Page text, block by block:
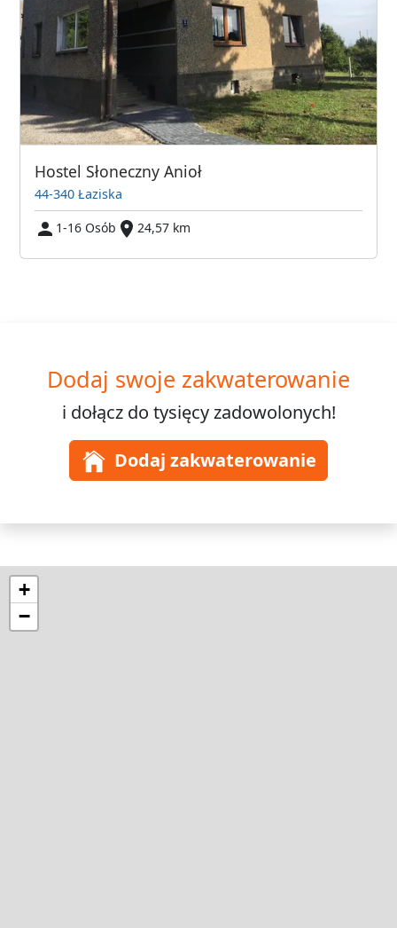
Hostel Słoneczny Anioł
44-340 Łaziska
1-16 Osób
24,57 km
Dodaj swoje zakwaterowanie
i dołącz do tysięcyzadowolonych!
Dodaj zakwaterowanie
+
−